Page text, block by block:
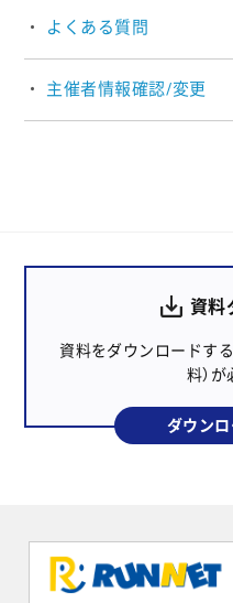
よくある質問
主催者情報確認/変更
資料
資料をダウンロードす
料）が
ダウン